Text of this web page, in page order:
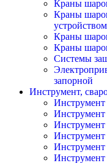
Краны
Краны
устройством
Краны
Краны
Системы
запорной
Инструмент,
Инструмент
Инструмент
Инструмент
Инструмент
Инструмент